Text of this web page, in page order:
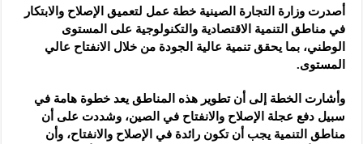
أصدرت وزارة التجارة الصينية خطة عمل لتعميق الإصلاح والابتكار
في مناطق التنمية الاقتصادية والتكنولوجية على المستوى
الوطني، بما يحقق تنمية عالية الجودة من خلال الانفتاح عالي
المستوى.
وأشارت الخطة إلى أن تطوير هذه المناطق يعد خطوة هامة في
سبيل دفع عجلة الإصلاح والانفتاح في الصين، وشددت على أن
مناطق التنمية يجب أن تكون رائدة في الإصلاح والانفتاح، وأن